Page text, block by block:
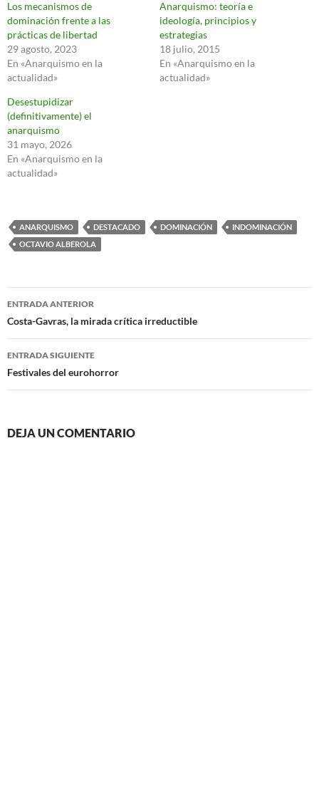
Los mecanismos de
dominación frente a las
prácticas de libertad
29 agosto, 2023
En «Anarquismo en la
actualidad»
Anarquismo: teoría e
ideología, principios y
estrategias
18 julio, 2015
En «Anarquismo en la
actualidad»
Desestupidizar
(definitivamente) el
anarquismo
31 mayo, 2026
En «Anarquismo en la
actualidad»
ANARQUISMO DESTACADO DOMINACIÓN
INDOMINACIÓN
OCTAVIO ALBEROLA
Navegación
de
entradas
ENTRADA ANTERIOR
Costa-Gavras, la mirada crítica irreductible
ENTRADA SIGUIENTE
Festivales del eurohorror
DEJA UN COMENTARIO